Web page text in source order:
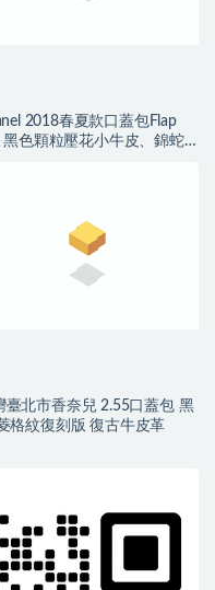
2018春夏款口蓋包Flap
黑色顆粒壓花小牛皮、錦蛇
臺北市香奈兒 2.55口蓋包 黑
格紋復刻版 復古牛皮革